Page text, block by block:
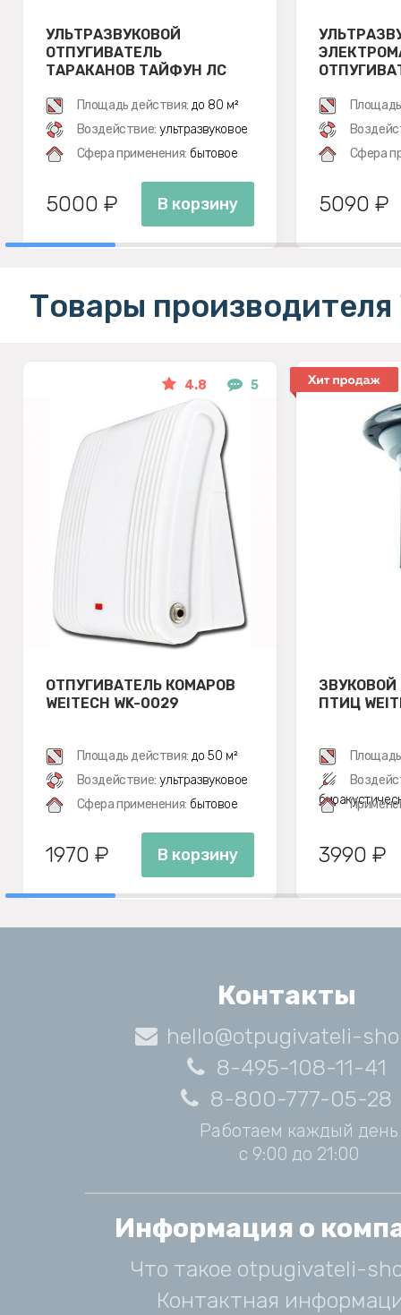
УЛЬТРАЗВУКОВОЙ
ОТПУГИВАТЕЛЬ
ТАРАКАНОВ ТАЙФУН ЛС
Площадь действия: до 80 м²
Воздействие: ультразвуковое
Сфера применения: бытовое
5000 ₽ В корзину
Сфера
5090 ₽
Товары производителя
4.8 5
ОТПУГИВАТЕЛЬ КОМАРОВ
WEITECH WK-0029
Площадь действия: до 50 м²
Воздействие: ультразвуковое
Сфера применения: бытовое
1970 ₽ В корзину
ЗВУКОВОЙ
ПТИЦ
3990 ₽
Контакты
hello@otpugivateli-
8-495-108-11-41
8-800-777-05-28
Работаем каждый день
с 9:00 до 21:00
Информация о
Что такое otpugivateli-
Контактная